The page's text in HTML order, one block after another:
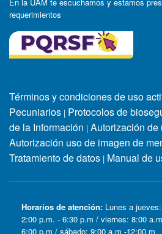
requerimientos
Términos y condiciones de uso
Pecuniarios | Protocolos de
de la Información | Autorización de
Autorización uso de imagen de
Tratamiento de datos | Manual de
Horarios de atención: Lunes a
2:00 p.m. - 6:30 p.m / viernes: 8:00
6:00 p.m / sábado: 9:00 a.m -12:00 m